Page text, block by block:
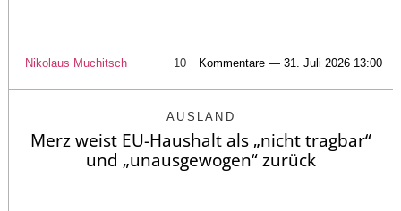
Nikolaus Muchitsch 10 Kommentare — 31. Juli 2026 13:00
AUSLAND
Merz weist EU-Haushalt als „nicht tragbar“
und „unausgewogen“ zurück